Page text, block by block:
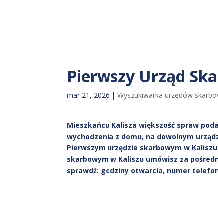
Pierwszy Urząd
mar 21, 2026 |Wyszukiwarka urzędów
Mieszkańcu Kalisza większość spraw
wychodzenia z domu, na dowolnym
Pierwszym urzędzie skarbowym w
skarbowym w Kaliszu umówisz za
sprawdź: godziny otwarcia, numer